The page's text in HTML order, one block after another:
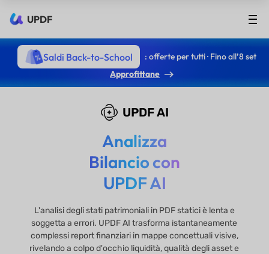
UPDF
Saldi Back-to-School
: offerte per tutti · Fino all’8 set
Approfittane
UPDF AI
Analizza
Bilancio con
UPDF AI
L'analisi degli stati patrimoniali in PDF statici è lenta e
soggetta a errori. UPDF AI trasforma istantaneamente
complessi report finanziari in mappe concettuali visive,
rivelando a colpo d'occhio liquidità, qualità degli asset e